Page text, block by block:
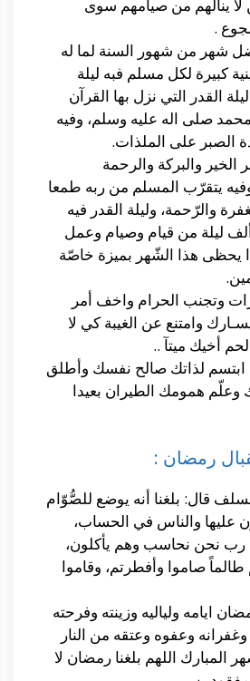
لا ينالهم من صيامهم سوى
.
شهر من شهور السنة لما له
كبيرة لكل مسلم فبه ليلة
القدر التي نزل بها القرآن
صلى اله عليه وسلم، وفيه
الصبر على الملذات.
والبركة والرحمة
يتقرّب المسلم من ربه طمعا
والرّحمة، وليلة القدر فيه
ليلة من قيام وصيام وعمل
يحظى هذا الشّهر بميزة خاصّة
وتجنب الحرام واخف أمر
وامتنع عن الغيبة كي لا
أخيك ميتآ ..
لذاتك صالح نفسك وأطلق
وعلّم همومك الطيران بعيدا
رمضان :
قال: بلغنا أنه يوضع للصُّوّام
عليها والناس في الحساب،
رب نحن نحاسب وهم يأكلون،
طالماً صاموا وأفطرتم، وقاموا
ايامه ولياليه وزينته وفرحته
وعفوه وعتقه من النار
المبارك اللهم بلغنا رمضان لا